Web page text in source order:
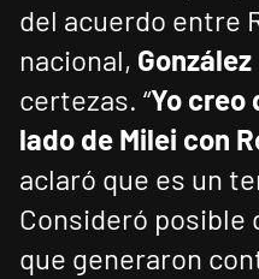
del acuerdo entre
nacional, González
certezas. “Yo creo
lado de Milei con
aclaró que es un
Consideró posible
que generaron